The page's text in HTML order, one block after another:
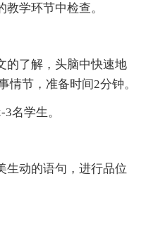
学环节中检查。
了解，头脑中快速地
情节，准备时间2分钟。
学生。
动的语句，进行品位